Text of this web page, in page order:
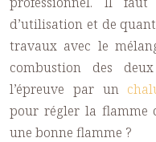
d’utilisation et de
travaux avec le
combustion des
l’épreuve par un
pour régler la flamme
une bonne flamme ?